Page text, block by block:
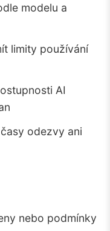
modelu a
limity používání
AI
odezvy ani
nebo podmínky